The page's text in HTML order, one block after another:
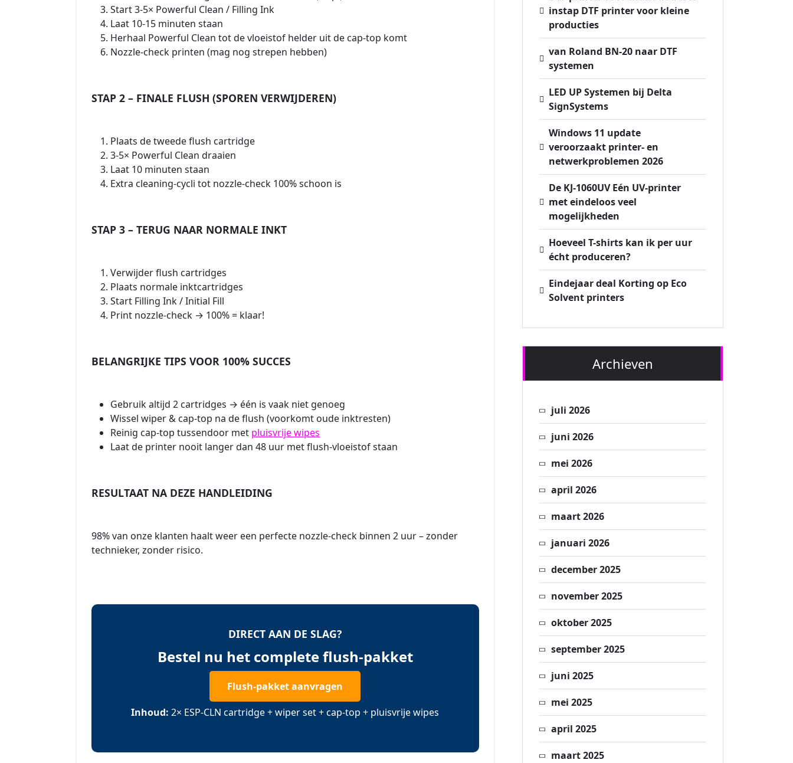
Start 3-5× Powerful Clean / Filling Ink
Laat 10-15 minuten staan
Herhaal Powerful Clean tot de vloeistof helder uit de cap-top komt
Nozzle-check printen (mag nog strepen hebben)
STAP 2 – FINALE FLUSH (SPOREN VERWIJDEREN)
Plaats de tweede flush cartridge
3-5× Powerful Clean draaien
Laat 10 minuten staan
Extra cleaning-cycli tot nozzle-check 100% schoon is
STAP 3 – TERUG NAAR NORMALE INKT
Verwijder flush cartridges
Plaats normale inktcartridges
Start Filling Ink / Initial Fill
Print nozzle-check → 100% = klaar!
BELANGRIJKE TIPS VOOR 100% SUCCES
Gebruik altijd 2 cartridges → één is vaak niet genoeg
Wissel wiper & cap-top na de flush (voorkomt oude inktresten)
Reinig cap-top tussendoor met pluisvrije wipes
Laat de printer nooit langer dan 48 uur met flush-vloeistof staan
RESULTAAT NA DEZE HANDLEIDING
98% van onze klanten haalt weer een perfecte nozzle-check binnen 2 uur – zonder
technieker, zonder risico.
DIRECT AAN DE SLAG?
Bestel nu het complete flush-pakket
Flush-pakket aanvragen
Inhoud: 2× ESP-CLN cartridge + wiper set + cap-top + pluisvrije wipes
instap DTF printer voor kleine
producties
van Roland BN-20 naar DTF
systemen
LED UP Systemen bij Delta
SignSystems
Windows 11 update
veroorzaakt printer- en
netwerkproblemen 2026
De KJ-1060UV Eén UV-printer
met eindeloos veel
mogelijkheden
Hoeveel T-shirts kan ik per uur
écht produceren?
Eindejaar deal Korting op Eco
Solvent printers
Archieven
juli 2026
juni 2026
mei 2026
april 2026
maart 2026
januari 2026
december 2025
november 2025
oktober 2025
september 2025
juni 2025
mei 2025
april 2025
maart 2025